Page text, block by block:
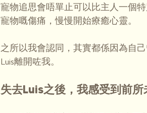
寵物追思會唔單止可以比主人一個
寵物嘅傷痛，慢慢開始療癒心靈。
之所以我會認同，其實都係因為自
Luis離開咗我。
失去Luis之後，我感受到前